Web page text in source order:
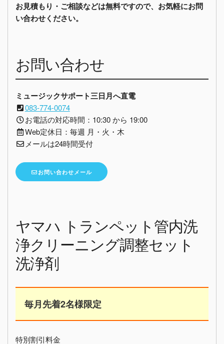
お見積もり・ご相談などは無料ですので、お気軽にお問
い合わせください。
お問い合わせ
ミュージックサポート三日月へ直電
083-774-0074
お電話の対応時間：10:30 から 19:00
Web定休日：毎週 月・火・木
メールは24時間受付
お問い合わせメール
ヤマハ トランペット管内洗
浄クリーニング調整セット
洗浄剤
毎月先着2名様限定
特別割引料金